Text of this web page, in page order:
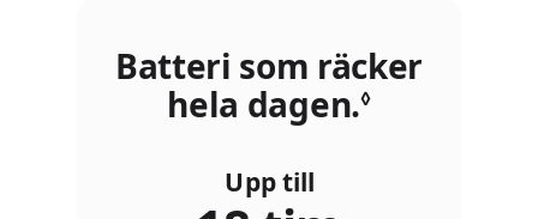
Batteri som räcker
hela dagen.◊Se de
Upp till